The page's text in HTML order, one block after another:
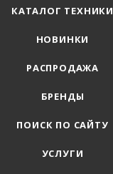
КАТАЛОГ ТЕХНИКИ
НОВИНКИ
РАСПРОДАЖА
БРЕНДЫ
ПОИСК ПО САЙТУ
УСЛУГИ